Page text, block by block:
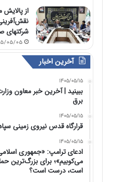
از پالایش
شرکتهای
05/05
آخرین اخبار
1405/05/15
ببینید | آخرین خبر معاون
برق
1405/05/15
قرارگاه قدس نیروی زمینی
1405/05/15
ادعای ترامپ: «جمهوری
می‌کوبیم»؛ برای بزرگ‌ترین
است، درست است؟